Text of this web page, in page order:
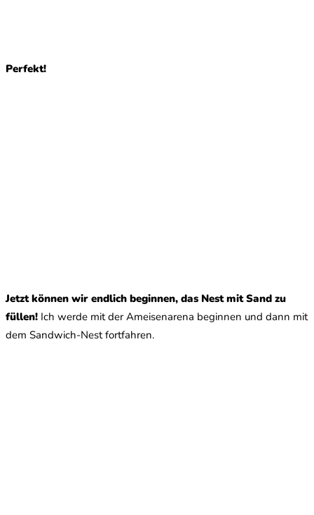
Perfekt!
Jetzt können wir endlich beginnen, das Nest mit Sand zu
füllen! Ich werde mit der Ameisenarena beginnen und dann mit
dem Sandwich-Nest fortfahren.